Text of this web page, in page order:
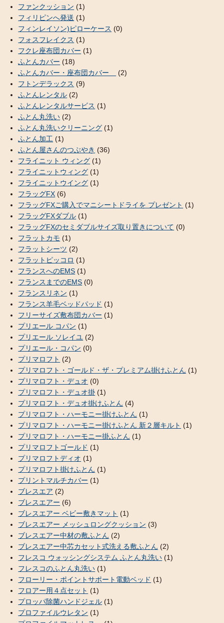
ファンクッション (1)
フィリピンへ発送 (1)
フィンレイソン)ピローケース (0)
フォスフレイクス (1)
フクレ座布団カバー (1)
ふとんカバー (18)
ふとんカバー・座布団カバー
(2)
フトンデラックス (9)
ふとんレンタル (2)
ふとんレンタルサービス (1)
ふとん丸洗い (2)
ふとん丸洗いクリーニング (1)
ふとん加工 (1)
ふとん屋さんのつぶやき (36)
フライニット ウィング (1)
フライニットウィング (1)
フライニットウイング (1)
フラッグFX (6)
フラッグFXご購入でマニシートドライを プレゼント (1)
フラッグFXダブル (1)
フラッグFXのセミダブルサイズ取り置きについて (0)
フラットカモ (1)
フラットシーツ (2)
フラットピッコロ (1)
フランスへのEMS (1)
フランスまでのEMS (0)
フランスリネン (1)
フランス羊毛ベッドパッド (1)
フリーサイズ敷布団カバー (1)
プリエール コパン (1)
プリエール ソレイユ (2)
プリエール・コパン (0)
プリマロフト (2)
プリマロフト・ゴールド・ザ・プレミアム掛けふとん (1)
プリマロフト・デュオ (0)
プリマロフト・デュオ掛 (1)
プリマロフト・デュオ掛けふとん (4)
プリマロフト・ハーモニー掛けふとん (1)
プリマロフト・ハーモニー掛けふとん 新２層キルト (1)
プリマロフト・ハーモニー掛ふとん (1)
プリマロフトゴールド (1)
プリマロフトディオ (1)
プリマロフト掛けふとん (1)
プリントマルチカバー (1)
ブレスエア (2)
ブレスエアー (6)
ブレスエアー ベビー敷きマット (1)
ブレスエアー メッシュロングクッション (3)
ブレスエアー中材の敷ふとん (2)
ブレスエアー中芯カセット式洗える敷ふとん (2)
フレスコ ウォッシングシステム ふとん丸洗い (1)
フレスコのふとん丸洗い (1)
フローリー・ポイントサポート電動ベッド (1)
フロアー用４点セット (1)
プロッパ除菌ハンドジェル (1)
プロファイルウレタン (1)